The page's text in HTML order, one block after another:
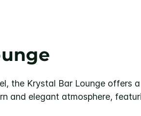
the Krystal Bar Lounge offers a
and elegant atmosphere,